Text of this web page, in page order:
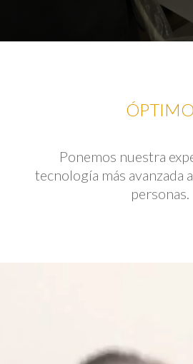
ÓPTIMO
Ponemos nuestra
tecnología más avanzada
personas.